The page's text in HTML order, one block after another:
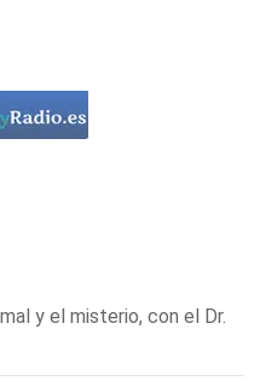
y el misterio, con el Dr.